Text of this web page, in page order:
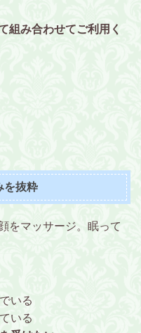
組み合わせてご利用く
を抜粋
をマッサージ。眠って
いる
いる